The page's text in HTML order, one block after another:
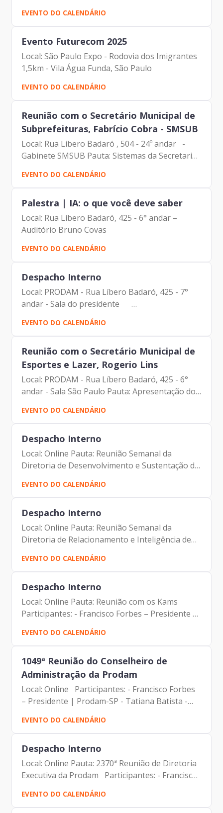
Tecnologia Participantes: - Francisco Forbes –
Presidente | Prodam-SP - André Tomiatto -
Assessor da...
EVENTO DO CALENDÁRIO
Evento Futurecom 2025
Local: São Paulo Expo - Rodovia dos Imigrantes
1,5km - Vila Água Funda, São Paulo
EVENTO DO CALENDÁRIO
Reunião com o Secretário Municipal de
Subprefeituras, Fabrício Cobra - SMSUB
Local: Rua Libero Badaró , 504 - 24º andar -
Gabinete SMSUB Pauta: Sistemas da Secretaria
Participantes: - Francisco Forbes – Presidente |
Prodam-SP - André Tomiatto - Assessor da
Presidência |...
EVENTO DO CALENDÁRIO
Palestra | IA: o que você deve saber
Local: Rua Líbero Badaró, 425 - 6° andar –
Auditório Bruno Covas
EVENTO DO CALENDÁRIO
Despacho Interno
Local: PRODAM - Rua Líbero Badaró, 425 - 7°
andar - Sala do presidente
Pauta: Reunião com a
Diretoria de Administração e Finanças
Participantes:...
EVENTO DO CALENDÁRIO
Reunião com o Secretário Municipal de
Esportes e Lazer, Rogerio Lins
Local: PRODAM - Rua Líbero Badaró, 425 - 6°
andar - Sala São Paulo Pauta: Apresentação do
Projeto de Esportes Participantes: - Francisco
Forbes – Presidente | Prodam-SP - André
Tomiatto -...
EVENTO DO CALENDÁRIO
Despacho Interno
Local: Online Pauta: Reunião Semanal da
Diretoria de Desenvolvimento e Sustentação de
Sistemas Participantes: - Francisco Forbes –
Presidente | Prodam-SP - André Tomiatto de
Oliveira - Assessor...
EVENTO DO CALENDÁRIO
Despacho Interno
Local: Online Pauta: Reunião Semanal da
Diretoria de Relacionamento e Inteligência de
Mercado Participantes: - Francisco Forbes –
Presidente | Prodam-SP - André Tomiatto de
Oliveira - Assessor da...
EVENTO DO CALENDÁRIO
Despacho Interno
Local: Online Pauta: Reunião com os Kams
Participantes: - Francisco Forbes – Presidente |
Prodam-SP - André Tomiatto de Oliveira -
Assessor da Presidência | Prodam-SP - Malde
Maria Vilas Bôas -...
EVENTO DO CALENDÁRIO
1049ª Reunião do Conselheiro de
Administração da Prodam
Local: Online Participantes: - Francisco Forbes
– Presidente | Prodam-SP - ⁠Tatiana Batista -
Assessora da Presidência | Prodam-SP -
Alexsandro Peixes Campos - Membro do
Conselho de Administração...
EVENTO DO CALENDÁRIO
Despacho Interno
Local: Online Pauta: 2370ª Reunião de Diretoria
Executiva da Prodam Participantes: - Francisco
Forbes – Presidente | Prodam-SP - André
Tomiatto - Assessor da Presidência | Prodam-
EVENTO DO CALENDÁRIO